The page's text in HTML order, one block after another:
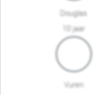
Douglas
10 jaar
Vuren